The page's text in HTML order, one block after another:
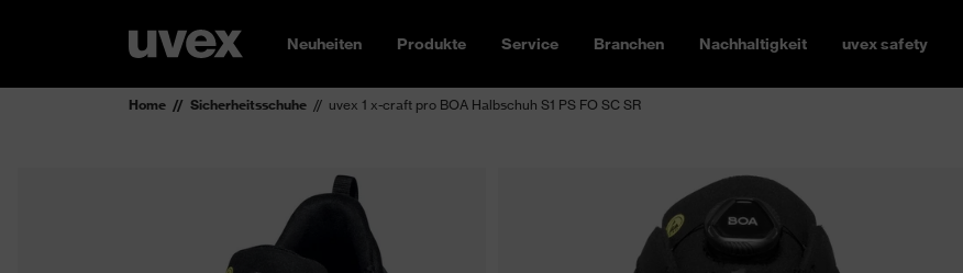
Neuheiten Produkte Service Branchen Nachhaltigkeit uvex safety
Home Sicherheitsschuhe uvex 1 x-craft pro BOA Halbschuh S1 PS FO SC SR